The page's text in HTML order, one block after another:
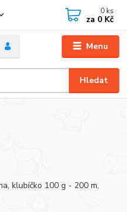
Menu
Hledat
0 ks
za 0 Kč
klubíčko 100 g - 200 m,